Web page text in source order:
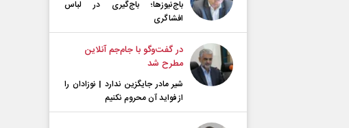
باج‌نیوزها؛ باج‌گیری در لباس
افشاگری
در گفت‌و‌گو با جام‌جم آنلاین
مطرح شد
شیر مادر جایگزین ندارد | نوزادان را
از فواید آن محروم نکنیم